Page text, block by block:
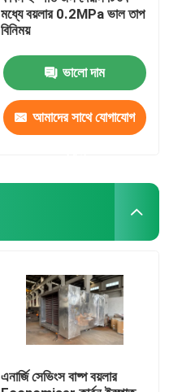
মধ্যে বয়লার 0.2MPa ভাল তাপ
বিনিময়
ভালো দাম
আমাদের সাথে যোগাযোগ
এনার্জি সেভিংস বাষ্প বয়লার